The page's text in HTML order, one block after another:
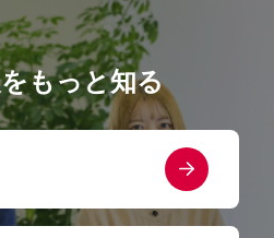
もっと知る